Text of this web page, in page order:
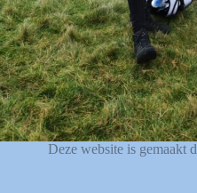
Deze website is gemaakt